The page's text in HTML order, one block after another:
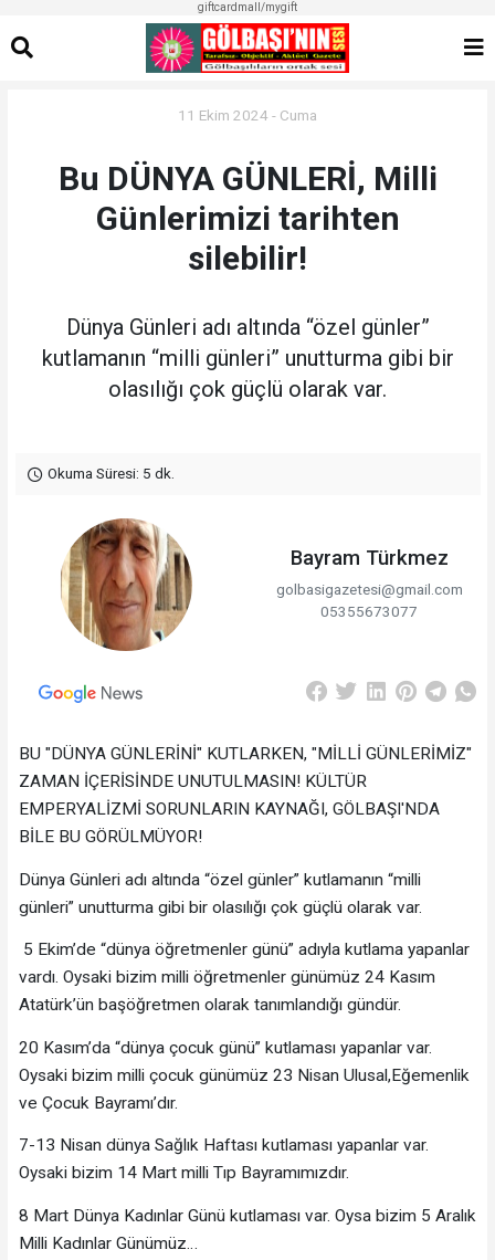
giftcardmall/mygift
11 Ekim 2024 - Cuma
Bu DÜNYA GÜNLERİ, Milli
Günlerimizi tarihten
silebilir!
Dünya Günleri adı altında “özel günler”
kutlamanın “milli günleri” unutturma gibi bir
olasılığı çok güçlü olarak var.
Okuma Süresi: 5 dk.
Bayram Türkmez
golbasigazetesi@gmail.com
05355673077
BU "DÜNYA GÜNLERİNİ" KUTLARKEN, "MİLLİ GÜNLERİMİZ"
ZAMAN İÇERİSİNDE UNUTULMASIN! KÜLTÜR
EMPERYALİZMİ SORUNLARIN KAYNAĞI, GÖLBAŞI'NDA
BİLE BU GÖRÜLMÜYOR!
Dünya Günleri adı altında “özel günler” kutlamanın “milli
günleri” unutturma gibi bir olasılığı çok güçlü olarak var.
5 Ekim’de “dünya öğretmenler günü” adıyla kutlama yapanlar
vardı. Oysaki bizim milli öğretmenler günümüz 24 Kasım
Atatürk’ün başöğretmen olarak tanımlandığı gündür.
20 Kasım’da “dünya çocuk günü” kutlaması yapanlar var.
Oysaki bizim milli çocuk günümüz 23 Nisan Ulusal,Eğemenlik
ve Çocuk Bayramı’dır.
7-13 Nisan dünya Sağlık Haftası kutlaması yapanlar var.
Oysaki bizim 14 Mart milli Tıp Bayramımızdır.
8 Mart Dünya Kadınlar Günü kutlaması var. Oysa bizim 5 Aralık
Milli Kadınlar Günümüz…